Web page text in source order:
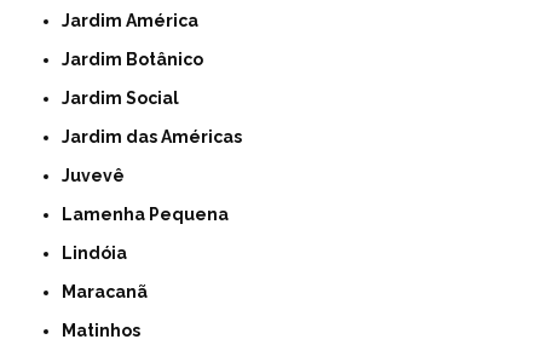
Jardim América
Jardim Botânico
Jardim Social
Jardim das Américas
Juvevê
Lamenha Pequena
Lindóia
Maracanã
Matinhos